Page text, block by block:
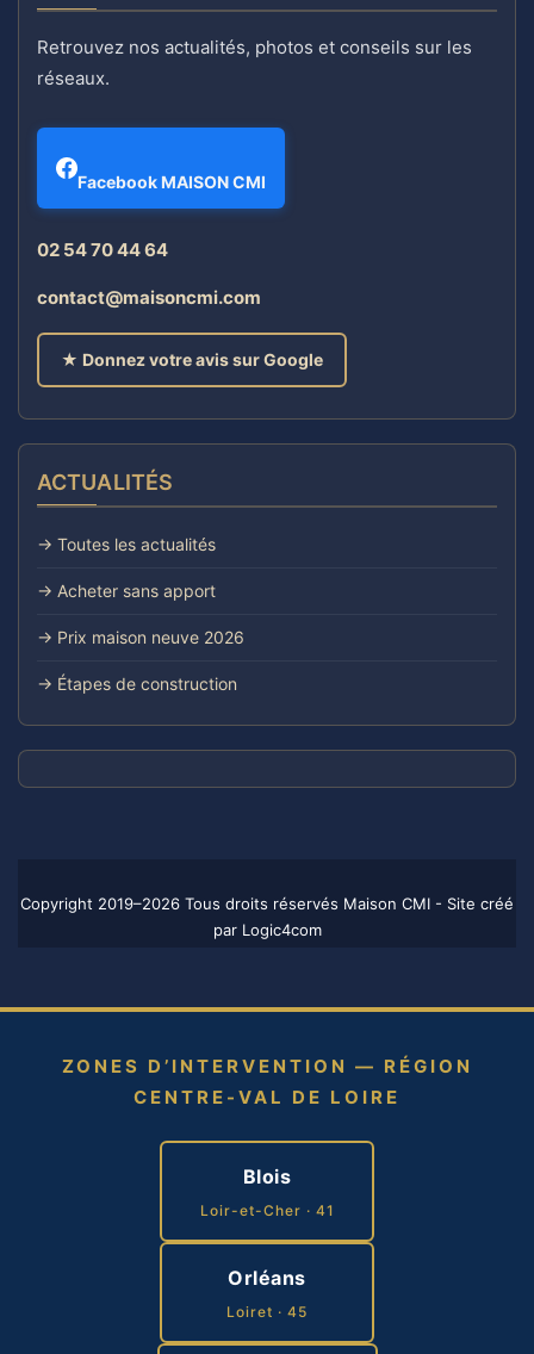
Retrouvez nos actualités, photos et conseils sur les
réseaux.
Facebook MAISON CMI
02 54 70 44 64
contact@maisoncmi.com
★ Donnez votre avis sur Google
ACTUALITÉS
→ Toutes les actualités
→ Acheter sans apport
→ Prix maison neuve 2026
→ Étapes de construction
Copyright 2019–2026 Tous droits réservés Maison CMI - Site créé
par Logic4com
ZONES D’INTERVENTION — RÉGION
CENTRE-VAL DE LOIRE
Blois
Loir-et-Cher · 41
Orléans
Loiret · 45